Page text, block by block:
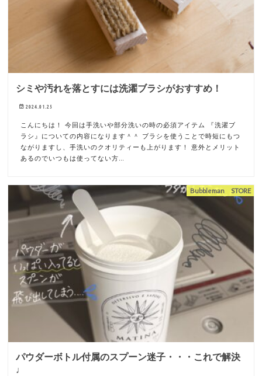
シミや汚れを落とすには洗濯ブラシがおすすめ！
2024.01.25
こんにちは！ 今回は手洗いや部分洗いの時の必須アイテム 『洗濯ブ
ラシ』についての内容になります＾＾ ブラシを使うことで時短にもつ
ながりますし、手洗いのクオリティーも上がります！ 意外とメリット
あるのでいつもは使ってない方…
Bubbleman STORE
パウダーボトル付属のスプーン迷子・・・これで解決
♩